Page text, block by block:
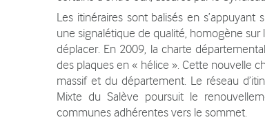
Tourisme
Associations, partenaires
Institutions partenaires
Contact
Les itinéraires sont balisés en
une signalétique de qualité, homogène
déplacer. En 2009, la charte
des plaques en « hélice ». Cette nouvelle
massif et du département. Le réseau
Mixte du Salève poursuit le
communes adhérentes vers le sommet.